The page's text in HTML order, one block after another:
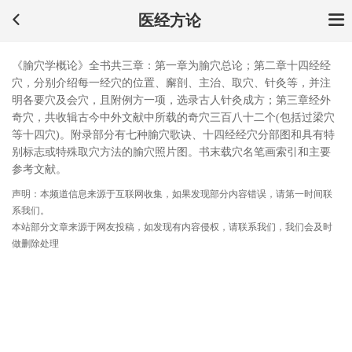
医经方论
《腧穴学概论》全书共三章：第一章为腧穴总论；第二章十四经经
穴，分别介绍每一经穴的位置、廨剖、主治、取穴、针灸等，并注
明各要穴及会穴，且附例方一项，选录古人针灸成方；第三章经外
奇穴，共收辑古今中外文献中所载的奇穴三百八十二个(包括过梁穴
等十四穴)。附录部分有七种腧穴歌诀、十四经经穴分部图和具有特
别标志或特殊取穴方法的腧穴照片图。书末载穴名笔画索引和主要
参考文献。
声明：本频道信息来源于互联网收集，如果发现部分内容错误，请第一时间联
系我们。
本站部分文章来源于网友投稿，如发现有内容侵权，请联系我们，我们会及时
做删除处理